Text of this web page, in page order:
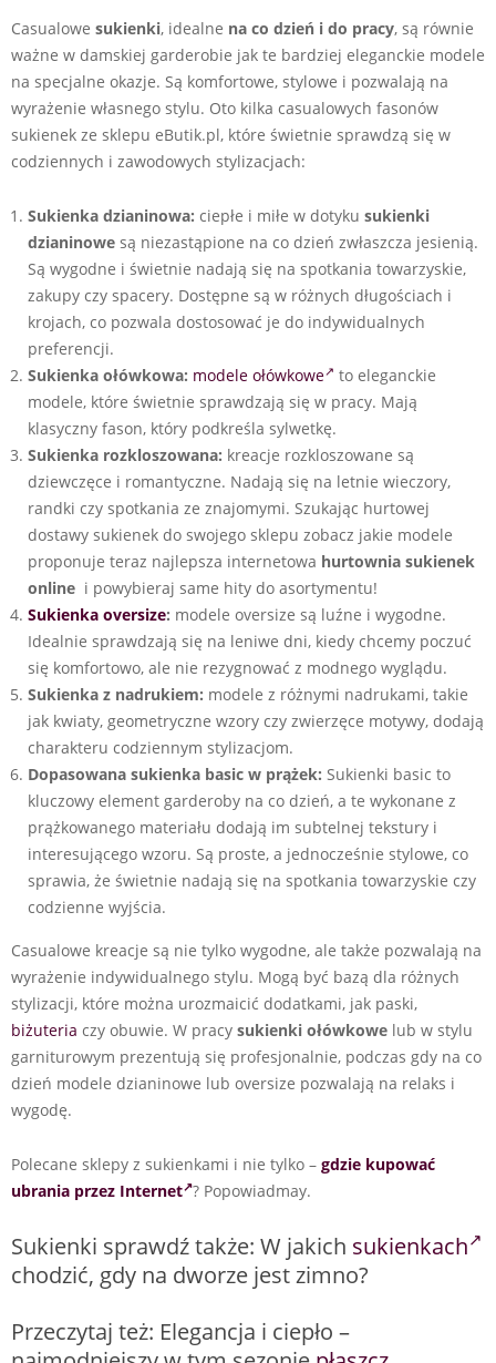
Casualowe sukienki, idealne na co dzień i do pracy, są równie
ważne w damskiej garderobie jak te bardziej eleganckie modele
na specjalne okazje. Są komfortowe, stylowe i pozwalają na
wyrażenie własnego stylu. Oto kilka casualowych fasonów
sukienek ze sklepu eButik.pl, które świetnie sprawdzą się w
codziennych i zawodowych stylizacjach:
Sukienka dzianinowa: ciepłe i miłe w dotyku sukienki
dzianinowe są niezastąpione na co dzień zwłaszcza jesienią.
Są wygodne i świetnie nadają się na spotkania towarzyskie,
zakupy czy spacery. Dostępne są w różnych długościach i
krojach, co pozwala dostosować je do indywidualnych
preferencji.
Sukienka ołówkowa: modele ołówkowe
to eleganckie
modele, które świetnie sprawdzają się w pracy. Mają
klasyczny fason, który podkreśla sylwetkę.
Sukienka rozkloszowana: kreacje rozkloszowane są
dziewczęce i romantyczne. Nadają się na letnie wieczory,
randki czy spotkania ze znajomymi. Szukając hurtowej
dostawy sukienek do swojego sklepu zobacz jakie modele
proponuje teraz najlepsza internetowa hurtownia sukienek
online i powybieraj same hity do asortymentu!
Sukienka oversize: modele oversize są luźne i wygodne.
Idealnie sprawdzają się na leniwe dni, kiedy chcemy poczuć
się komfortowo, ale nie rezygnować z modnego wyglądu.
Sukienka z nadrukiem: modele z różnymi nadrukami, takie
jak kwiaty, geometryczne wzory czy zwierzęce motywy, dodają
charakteru codziennym stylizacjom.
Dopasowana sukienka basic w prążek: Sukienki basic to
kluczowy element garderoby na co dzień, a te wykonane z
prążkowanego materiału dodają im subtelnej tekstury i
interesującego wzoru. Są proste, a jednocześnie stylowe, co
sprawia, że świetnie nadają się na spotkania towarzyskie czy
codzienne wyjścia.
Casualowe kreacje są nie tylko wygodne, ale także pozwalają na
wyrażenie indywidualnego stylu. Mogą być bazą dla różnych
stylizacji, które można urozmaicić dodatkami, jak paski,
biżuteria czy obuwie. W pracy sukienki ołówkowe lub w stylu
garniturowym prezentują się profesjonalnie, podczas gdy na co
dzień modele dzianinowe lub oversize pozwalają na relaks i
wygodę.
Polecane sklepy z sukienkami i nie tylko – gdzie kupować
ubrania przez Internet ? Popowiadmay.
Sukienki sprawdź także: W jakich sukienkach
chodzić, gdy na dworze jest zimno?
Przeczytaj też: Elegancja i ciepło –